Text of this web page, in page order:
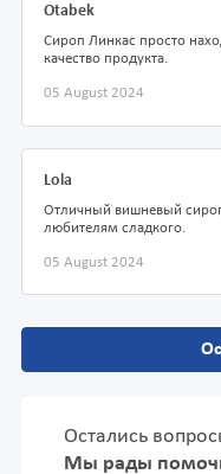
Otabek
Сироп Линкас просто
качество продукта.
05 August 2024
Lola
Отличный вишневый
любителям сладкого.
05 August 2024
Остались
Мы рады